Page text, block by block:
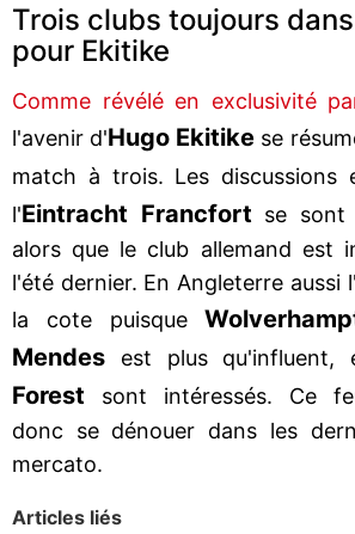
Trois clubs toujours
pour Ekitike
Comme révélé en exclusivité
l'avenir d'Hugo Ekitike se
match à trois. Les discussions
l'Eintracht Francfort se sont
alors que le club allemand est
l'été dernier. En Angleterre aussi
la cote puisque
Mendes est plus qu'influent,
Forest sont intéressés. Ce
donc se dénouer dans les
mercato.
Articles liés